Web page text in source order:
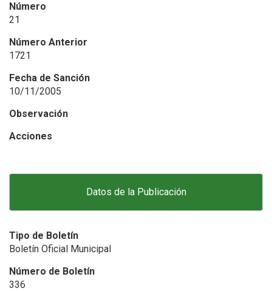
Número
21
Número Anterior
1721
Fecha de Sanción
10/11/2005
Observación
Acciones
Datos de la Publicación
Tipo de Boletín
Boletín Oficial Municipal
Número de Boletín
336